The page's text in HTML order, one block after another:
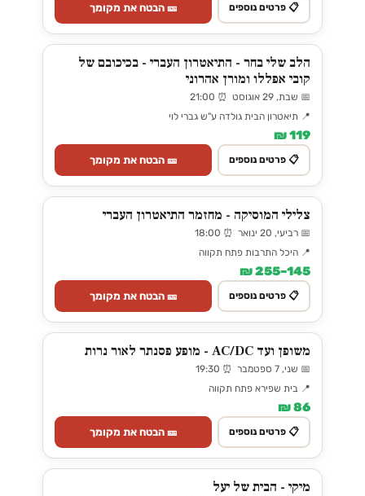
📋 פרטים נוספים 🎫 הבטח את מקומך
הלב שלי בחר - התיאטרון העברי - בכיכובם של
קובי אפללו ומורן אהרוני
📅 שבת, 29 אוגוסט ⏰ 21:00
📍 תיאטרון הבית גולדה ע"ש גברי לוי
119 ₪
📋 פרטים נוספים 🎫 הבטח את מקומך
צלילי המוסיקה - מחזמר התיאטרון העברי
📅 רביעי, 20 ינואר ⏰ 18:00
📍 היכל התרבות פתח תקווה
145–255 ₪
📋 פרטים נוספים 🎫 הבטח את מקומך
משופן ועד AC/DC - מופע פסנתר לאור נרות
📅 שני, 7 ספטמבר ⏰ 19:30
📍 בית שפירא פתח תקווה
86 ₪
📋 פרטים נוספים 🎫 הבטח את מקומך
מיקי - הבית של יעל